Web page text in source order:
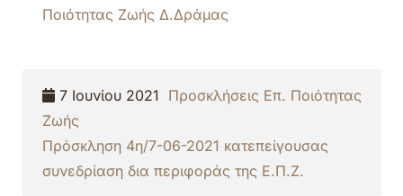
Ποιότητας Ζωής Δ.Δράμας
7 Ιουνίου 2021 Προσκλήσεις Επ. Ποιότητας
Ζωής
Πρόσκληση 4η/7-06-2021 κατεπείγουσας
συνεδρίαση δια περιφοράς της Ε.Π.Ζ.